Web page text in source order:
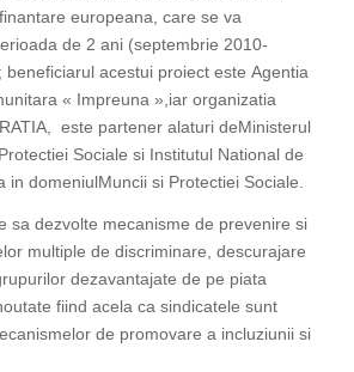
europeana, care se va
de 2 ani (septembrie 2010-
acestui proiect este Agentia
« Impreuna »,iar organizatia
este partener alaturi deMinisterul
Sociale si Institutul National de
in domeniulMuncii si Protectiei Sociale.
sa dezvolte mecanisme de prevenire si
multiple de discriminare, descurajare
dezavantajate de pe piata
fiind acela ca sindicatele sunt
de promovare a incluziunii si